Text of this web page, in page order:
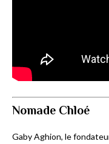
Nomade Chloé
Gaby Aghion, le